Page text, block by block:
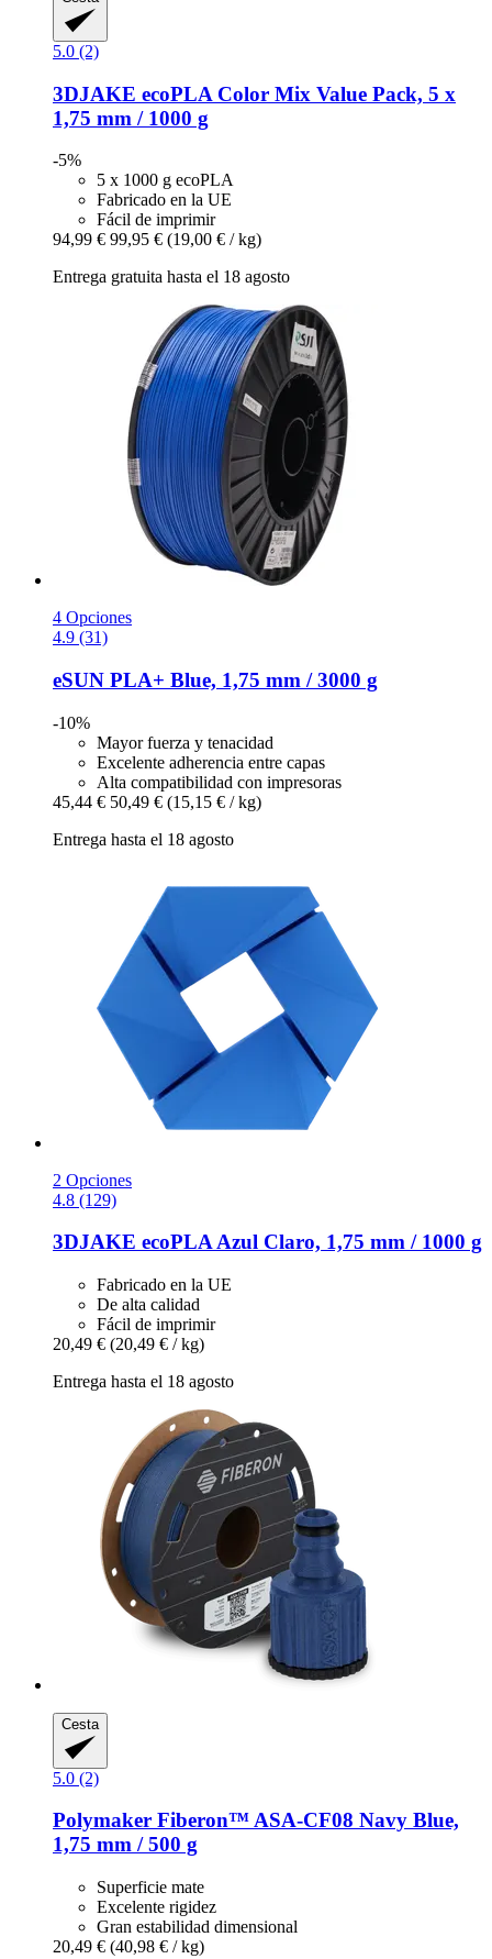
5.0 (2)
3DJAKE ecoPLA Color Mix Value Pack, 5 x
1,75 mm / 1000 g
-5%
5 x 1000 g ecoPLA
Fabricado en la UE
Fácil de imprimir
94,99 € 99,95 € (19,00 € / kg)
Entrega gratuita hasta el 18 agosto
4 Opciones
4.9 (31)
eSUN PLA+ Blue, 1,75 mm / 3000 g
-10%
Mayor fuerza y tenacidad
Excelente adherencia entre capas
Alta compatibilidad con impresoras
45,44 € 50,49 € (15,15 € / kg)
Entrega hasta el 18 agosto
2 Opciones
4.8 (129)
3DJAKE ecoPLA Azul Claro, 1,75 mm / 1000 g
Fabricado en la UE
De alta calidad
Fácil de imprimir
20,49 € (20,49 € / kg)
Entrega hasta el 18 agosto
Cesta
5.0 (2)
Polymaker Fiberon™ ASA-​CF08 Navy Blue,
1,75 mm / 500 g
Superficie mate
Excelente rigidez
Gran estabilidad dimensional
20,49 € (40,98 € / kg)